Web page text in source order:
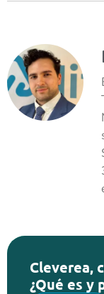
Cleverea,
¿Qué es y